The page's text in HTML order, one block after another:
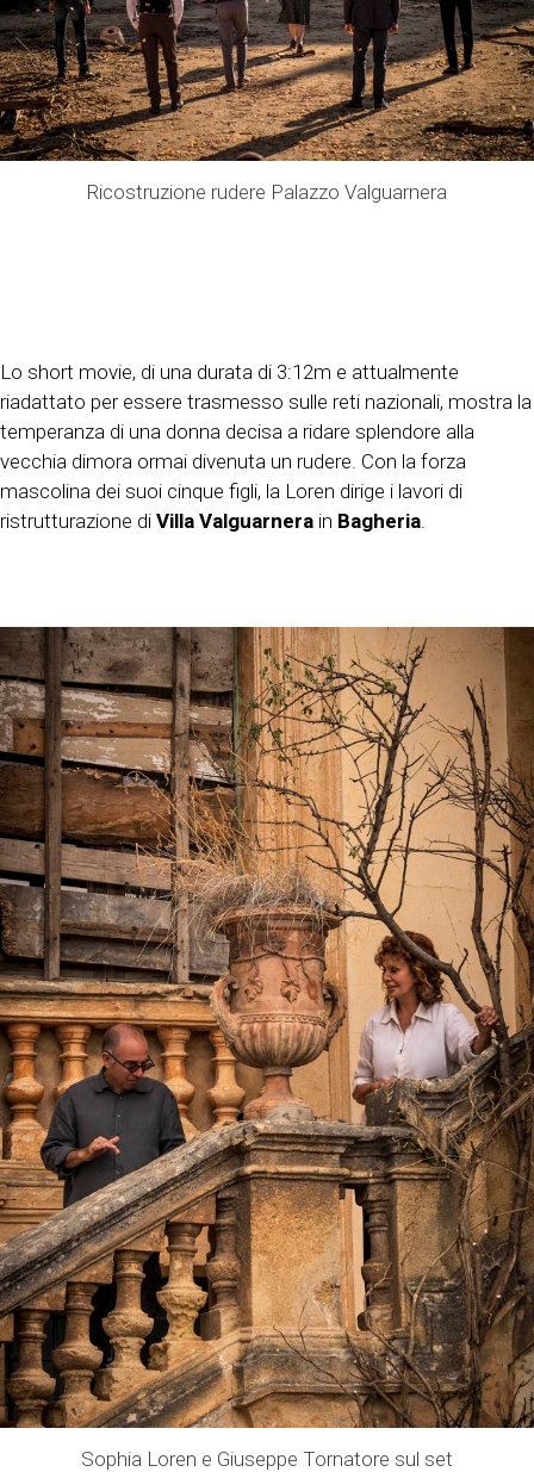
Ricostruzione rudere Palazzo Valguarnera
Lo short movie, di una durata di 3:12m e attualmente
riadattato per essere trasmesso sulle reti nazionali, mostra la
temperanza di una donna decisa a ridare splendore alla
vecchia dimora ormai divenuta un rudere. Con la forza
mascolina dei suoi cinque figli, la Loren dirige i lavori di
ristrutturazione di Villa Valguarnera in Bagheria.
Sophia Loren e Giuseppe Tornatore sul set